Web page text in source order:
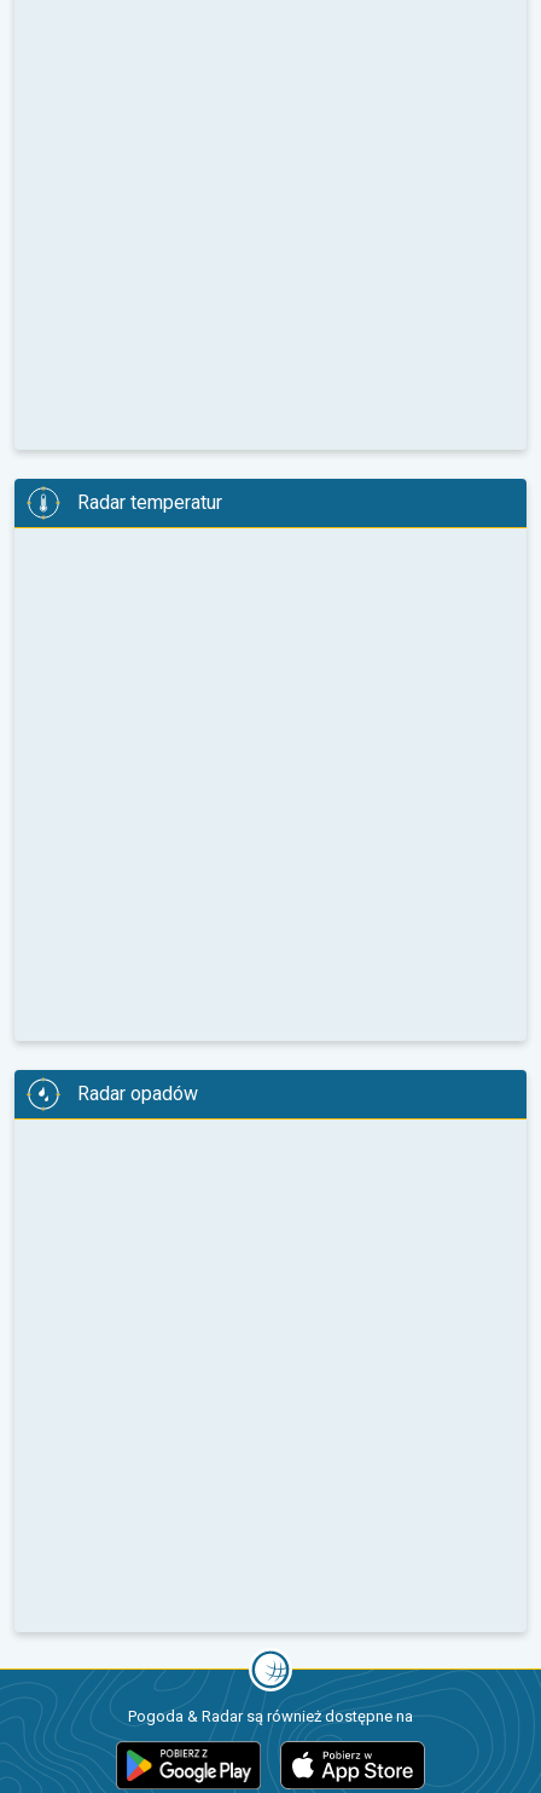
Radar temperatur
Radar opadów
Pogoda & Radar są również dostępne na